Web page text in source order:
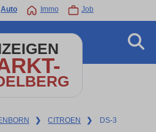
Auto Immo Job
❯ CITROEN ❯ DS-3